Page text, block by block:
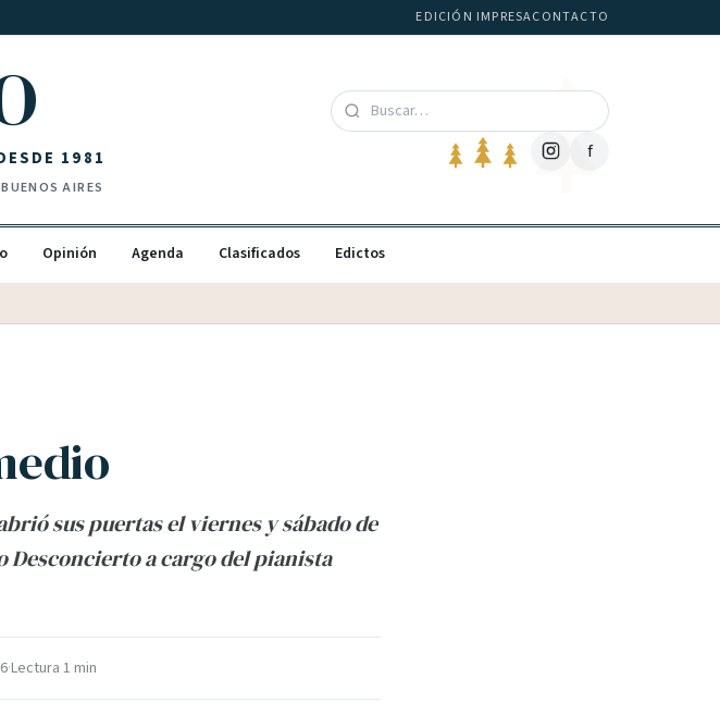
EDICIÓN IMPRESACONTACTO
1981
AIRES
f
Opinión Agenda Clasificados Edictos
sus puertas el viernes y sábado de
Desconcierto a cargo del pianista
·Lectura 1 min